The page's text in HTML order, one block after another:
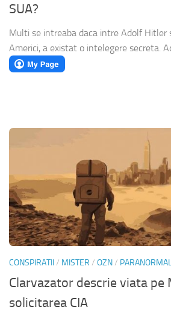
SUA?
Multi se intreaba daca intre Adolf Hitler
Americi, a existat o intelegere secreta.
CONSPIRATII/ MISTER / OZN/
Clarvazator descrie viata pe
solicitarea CIA